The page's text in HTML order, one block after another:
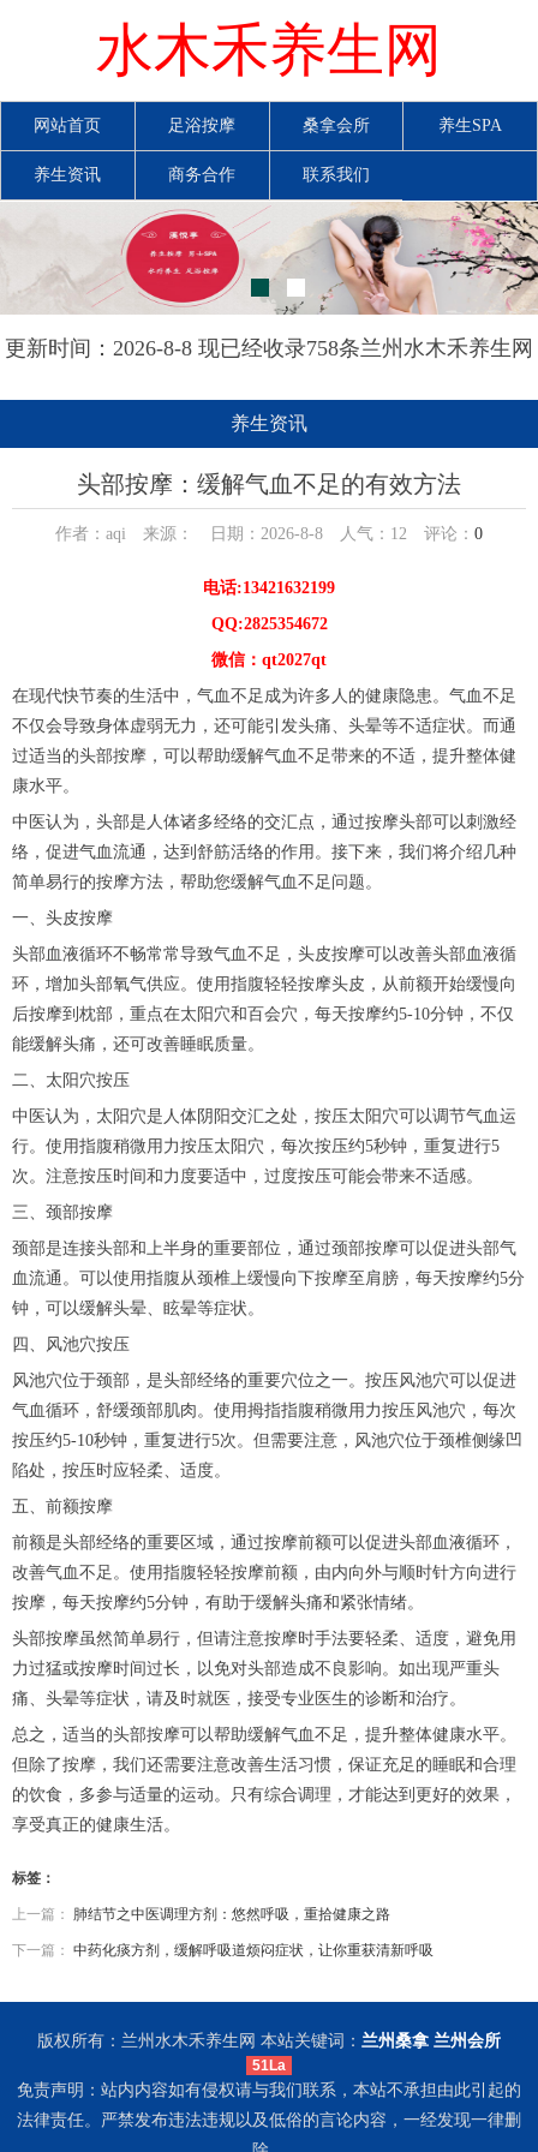
水木禾养生网
网站首页 足浴按摩 桑拿会所 养生SPA
养生资讯 商务合作 联系我们
更新时间：2026-8-8 现已经收录758条兰州水木禾养生网
养生资讯
头部按摩：缓解气血不足的有效方法
作者：aqi 来源： 日期：2026-8-8 人气： 12 评论： 0
电话:13421632199
QQ:2825354672
微信：qt2027qt
在现代快节奏的生活中，气血不足成为许多人的健康隐患。气血不足
不仅会导致身体虚弱无力，还可能引发头痛、头晕等不适症状。而通
过适当的头部按摩，可以帮助缓解气血不足带来的不适，提升整体健
康水平。
中医认为，头部是人体诸多经络的交汇点，通过按摩头部可以刺激经
络，促进气血流通，达到舒筋活络的作用。接下来，我们将介绍几种
简单易行的按摩方法，帮助您缓解气血不足问题。
一、头皮按摩
头部血液循环不畅常常导致气血不足，头皮按摩可以改善头部血液循
环，增加头部氧气供应。使用指腹轻轻按摩头皮，从前额开始缓慢向
后按摩到枕部，重点在太阳穴和百会穴，每天按摩约5-10分钟，不仅
能缓解头痛，还可改善睡眠质量。
二、太阳穴按压
中医认为，太阳穴是人体阴阳交汇之处，按压太阳穴可以调节气血运
行。使用指腹稍微用力按压太阳穴，每次按压约5秒钟，重复进行5
次。注意按压时间和力度要适中，过度按压可能会带来不适感。
三、颈部按摩
颈部是连接头部和上半身的重要部位，通过颈部按摩可以促进头部气
血流通。可以使用指腹从颈椎上缓慢向下按摩至肩膀，每天按摩约5分
钟，可以缓解头晕、眩晕等症状。
四、风池穴按压
风池穴位于颈部，是头部经络的重要穴位之一。按压风池穴可以促进
气血循环，舒缓颈部肌肉。使用拇指指腹稍微用力按压风池穴，每次
按压约5-10秒钟，重复进行5次。但需要注意，风池穴位于颈椎侧缘凹
陷处，按压时应轻柔、适度。
五、前额按摩
前额是头部经络的重要区域，通过按摩前额可以促进头部血液循环，
改善气血不足。使用指腹轻轻按摩前额，由内向外与顺时针方向进行
按摩，每天按摩约5分钟，有助于缓解头痛和紧张情绪。
头部按摩虽然简单易行，但请注意按摩时手法要轻柔、适度，避免用
力过猛或按摩时间过长，以免对头部造成不良影响。如出现严重头
痛、头晕等症状，请及时就医，接受专业医生的诊断和治疗。
总之，适当的头部按摩可以帮助缓解气血不足，提升整体健康水平。
但除了按摩，我们还需要注意改善生活习惯，保证充足的睡眠和合理
的饮食，多参与适量的运动。只有综合调理，才能达到更好的效果，
享受真正的健康生活。
标签：
上一篇： 肺结节之中医调理方剂：悠然呼吸，重拾健康之路
下一篇： 中药化痰方剂，缓解呼吸道烦闷症状，让你重获清新呼吸
版权所有：兰州水木禾养生网 本站关键词： 兰州桑拿 兰州会所
51La
免责声明：站内内容如有侵权请与我们联系，本站不承担由此引起的
法律责任。严禁发布违法违规以及低俗的言论内容，一经发现一律删